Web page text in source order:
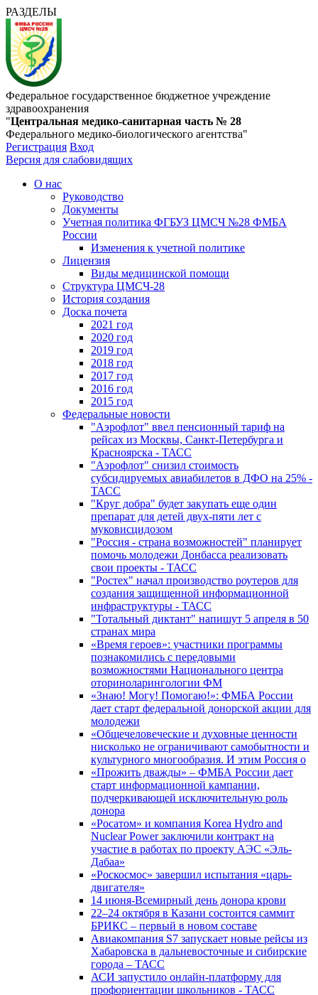
РАЗДЕЛЫ
Федеральное государственное бюджетное учреждение
здравоохранения
"Центральная медико-санитарная часть № 28
Федерального медико-биологического агентства"
Регистрация Вход
Версия для слабовидящих
О нас
Руководство
Документы
Учетная политика ФГБУЗ ЦМСЧ №28 ФМБА
России
Изменения к учетной политике
Лицензия
Виды медицинской помощи
Структура ЦМСЧ-28
История создания
Доска почета
2021 год
2020 год
2019 год
2018 год
2017 год
2016 год
2015 год
Федеральные новости
"Аэрофлот" ввел пенсионный тариф на
рейсах из Москвы, Санкт-Петербурга и
Красноярска - ТАСС
"Аэрофлот" снизил стоимость
субсидируемых авиабилетов в ДФО на 25% -
ТАСС
"Круг добра" будет закупать еще один
препарат для детей двух-пяти лет с
муковисцидозом
"Россия - страна возможностей" планирует
помочь молодежи Донбасса реализовать
свои проекты - ТАСС
"Ростех" начал производство роутеров для
создания защищенной информационной
инфраструктуры - ТАСС
"Тотальный диктант" напишут 5 апреля в 50
странах мира
«Время героев»: участники программы
познакомились с передовыми
возможностями Национального центра
оториноларингологии ФМ
«Знаю! Могу! Помогаю!»: ФМБА России
дает старт федеральной донорской акции для
молодежи
«Общечеловеческие и духовные ценности
нисколько не ограничивают самобытности и
культурного многообразия. И этим Россия о
«Прожить дважды» – ФМБА России дает
старт информационной кампании,
подчеркивающей исключительную роль
донора
«Росатом» и компания Korea Hydro and
Nuclear Power заключили контракт на
участие в работах по проекту АЭС «Эль-
Дабаа»
«Роскосмос» завершил испытания «царь-
двигателя»
14 июня-Всемирный день донора крови
22–24 октября в Казани состоится саммит
БРИКС – первый в новом составе
Авиакомпания S7 запускает новые рейсы из
Хабаровска в дальневосточные и сибирские
города – ТАСС
АСИ запустило онлайн-платформу для
профориентации школьников - ТАСС